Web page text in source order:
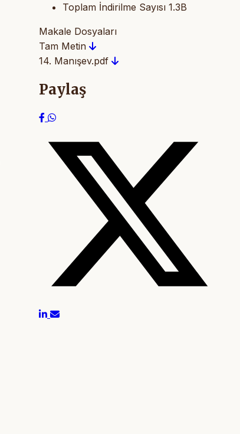
Toplam İndirilme Sayısı 1.3B
Makale Dosyaları
Tam Metin
14. Manışev.pdf
Paylaş